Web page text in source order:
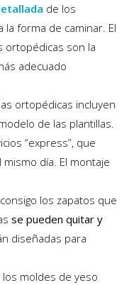
de los
la forma de caminar. El
ortopédicas son la
adecuado
ortopédicas incluyen
de las plantillas.
“express”, que
día. El montaje
los zapatos que
se pueden quitar y
diseñadas para
moldes de yeso